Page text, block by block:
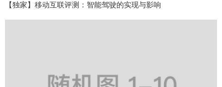
【独家】移动互联评测：智能驾驶的实现与影响